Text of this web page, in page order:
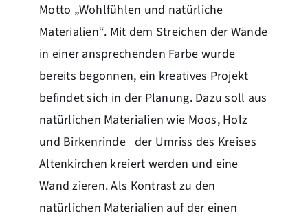
Motto „Wohlfühlen und natürliche
Materialien“. Mit dem Streichen der Wände
in einer ansprechenden Farbe wurde
bereits begonnen, ein kreatives Projekt
befindet sich in der Planung. Dazu soll aus
natürlichen Materialien wie Moos, Holz
und Birkenrinde der Umriss des Kreises
Altenkirchen kreiert werden und eine
Wand zieren. Als Kontrast zu den
natürlichen Materialien auf der einen